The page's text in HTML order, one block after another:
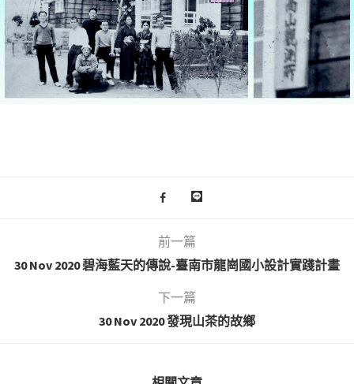
前一篇
30 Nov 2020 碧海藍天的傳說-臺南市龍崗國小設計實踐計畫
下一篇
30 Nov 2020 發現山茶的故鄉